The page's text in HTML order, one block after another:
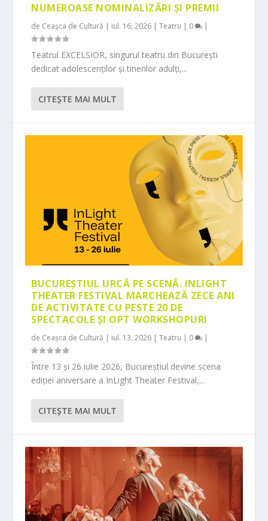
NUMEROASE NOMINALIZĂRI ȘI PREMII
de Ceașca de Cultură | iul. 16, 2026 |Teatru | 0 |
Teatrul EXCELSIOR, singurul teatru din București
dedicat adolescenților și tinerilor adulți,...
CITEŞTE MAI MULT
BUCUREȘTIUL URCĂ PE SCENĂ. INLIGHT
THEATER FESTIVAL MARCHEAZĂ ZECE ANI
DE ACTIVITATE CU PESTE 20 DE
SPECTACOLE ȘI OPT WORKSHOPURI
de Ceașca de Cultură | iul. 13, 2026 |Teatru | 0 |
Între 13 și 26 iulie 2026, Bucureștiul devine scena
ediției aniversare a InLight Theater Festival,...
CITEŞTE MAI MULT